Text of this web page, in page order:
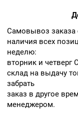
Cамовывоз заказа
наличия всех
неделю:
вторник и четверг
склад на выдачу
забрать
заказ в другое
менеджером.